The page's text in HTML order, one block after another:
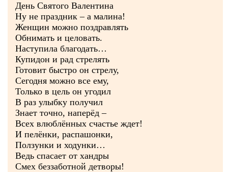
День Святого Валентина
Ну не праздник – а малина!
Женщин можно поздравлять
Обнимать и целовать.
Наступила благодать…
Купидон и рад стрелять
Готовит быстро он стрелу,
Сегодня можно все ему,
Только в цель он угодил
В раз улыбку получил
Знает точно, наперёд –
Всех влюблённых счастье ждет!
И пелёнки, распашонки,
Ползунки и ходунки…
Ведь спасает от хандры
Смех беззаботной детворы!